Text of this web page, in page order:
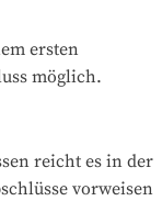
ersten
möglich.
reicht es in der
vorweisen